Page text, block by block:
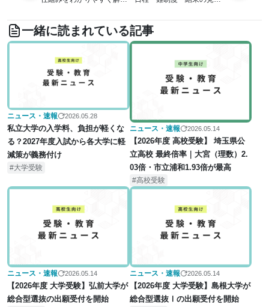
一緒に読まれている記事
ニュース・速報 2026.05.28
私立大学の入学料、負担が軽くな
る？2027年度入試から各大学に軽
減策が義務付け
大学受験
ニュース・速報 2026.05.14
【2026年度 高校受験】 埼玉県公
立高校 最終倍率｜大宮（理数）2.
03倍・市立浦和1.93倍が最高
高校受験
ニュース・速報 2026.05.14
【2026年度 大学受験】弘前大学が
総合型選抜の出願受付を開始
ニュース・速報 2026.05.14
【2026年度 大学受験】島根大学が
総合型選抜Ⅰの出願受付を開始